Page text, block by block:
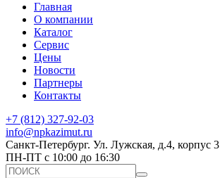
Главная
О компании
Каталог
Сервис
Цены
Новости
Партнеры
Контакты
+7 (812) 327-92-03
info@npkazimut.ru
Санкт-Петербург. Ул. Лужская, д.4, корпус 3
ПН-ПТ с 10:00 до 16:30